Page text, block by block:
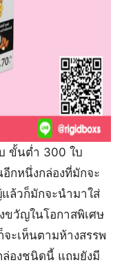
ขั้นต่ำ 300 ใบ
กหนึ่งกล่องที่มักจะ
ล้วก็มักจะนำมาใส่
ขวัญในโอกาสพิเศษ
ะเห็นตามห้างสรรพ
องชนิดนี้ แถมยังมี